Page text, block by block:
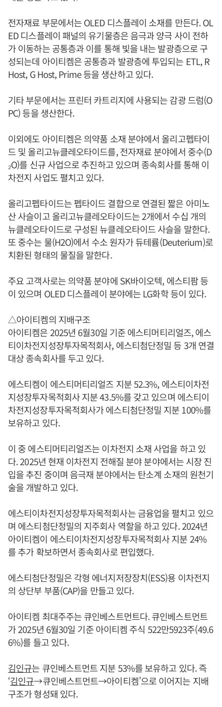
전자재료 부문에서는 OLED 디스플레이 소재를 만든다. OL
ED 디스플레이 패널의 유기물층은 음극과 양극 사이 전하
가 이동하는 공통층과 이를 통해 빛을 내는 발광층으로 구
성되는데 아이티켐은 공통층과 발광층에 투입되는 ETL, R
Host, G Host, Prime 등을 생산하고 있다.
기타 부문에서는 프린터 카트리지에 사용되는 감광 드럼(O
PC) 등을 생산한다.
이외에도 아이티켐은 의약품 소재 분야에서 올리고펩타이
드 및 올리고뉴클레오타이드를, 전자재료 분야에서 중수(D
₂O)를 신규 사업으로 추진하고 있으며 종속회사를 통해 이
차전지 사업도 펼치고 있다.
올리고펩타이드는 펩타이드 결합으로 연결된 짧은 아미노
산 사슬이고 올리고뉴클레오타이드는 2개에서 수십 개의
뉴클레오타이드로 구성된 뉴클레오타이드 사슬을 말한다.
또 중수는 물(H2O)에서 수소 원자가 듀테륨(Deuterium)로
치환된 형태의 물질을 말한다.
주요 고객사로는 의약품 분야에 SK바이오텍, 에스티팜 등
이 있으며 OLED 디스플레이 분야에는 LG화학 등이 있다.
△아이티켐의 지배구조
아이티켐은 2025년 6월30일 기준 에스티머티리얼즈, 에스
티이차전지성장투자목적회사, 에스티첨단정밀 등 3개 연결
대상 종속회사를 두고 있다.
에스티켐이 에스티머티리얼즈 지분 52.3%, 에스티이차전
지성장투자목적회사 지분 43.5%를 갖고 있으며 에스티이
차전지성장투자목적회사가 에스티첨단정밀 지분 100%를
보유하고 있다.
이 중 에스티머티리얼즈는 이차전지 소재 사업을 하고 있
다. 2025년 현재 이차전지 전해질 분야 분야에서는 시장 진
입을 추진 중이며 음극재 분야에서는 탄소계 소재의 원천기
술을 개발하고 있다.
에스티이차전지성장투자목적회사는 금융업을 펼치고 있으
며 에스티첨단정밀의 지주회사 역할을 하고 있다. 2024년
아이티켐이 에스티이차전지성장투자목적회사 지분 24%
를 추가 확보하면서 종속회사로 편입했다.
에스티첨단정밀은 각형 에너지저장장치(ESS)용 이차전지
의 상단부 부품(CAP)을 만들고 있다.
아이티켐 최대주주는 큐인베스트먼트다. 큐인베스트먼트
가 2025년 6월30일 기준 아이티켐 주식 522만5923주(49.6
6%)를 들고 있다.
김인규는 큐인베스트먼트 지분 53%를 보유하고 있다. 즉
‘김인규→큐인베스트먼트→아이티켐’으로 이어지는 지배
구조가 형성돼 있다.